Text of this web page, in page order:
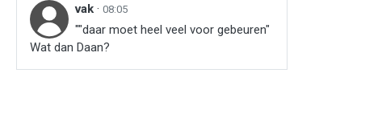
vak · 08:05
""daar moet heel veel voor gebeuren"
Wat dan Daan?